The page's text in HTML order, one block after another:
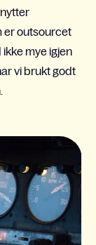
er outsourcet
mye igjen
vi brukt godt